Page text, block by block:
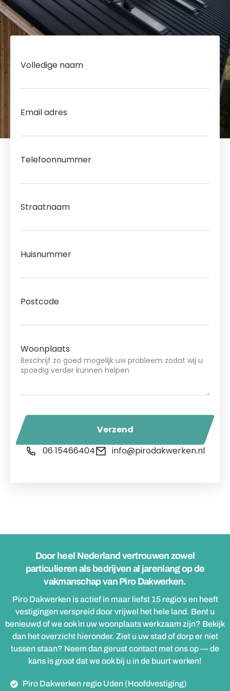
Volledige naam
Email adres
Telefoonnummer
Straatnaam
Huisnummer
Postcode
Woonplaats
Verzend
06 15466404
info@pirodakwerken.nl
Door heel Nederland vertrouwen zowel
particulieren als bedrijven al jarenlang op de
vakmanschap van Piro Dakwerken.
Piro Dakwerken is actief in maar liefst 15 regio’s en heeft
vestigingen verspreid door vrijwel het hele land. Bent u
benieuwd of we ook in uw woonplaats werkzaam zijn? Bekijk
dan het overzicht hieronder. Ziet u uw stad of dorp er niet
tussen staan? Neem dan gerust contact met ons op — de
kans is groot dat we ook bij u in de buurt werken!
Piro Dakwerken regio Uden (Hoofdvestiging)